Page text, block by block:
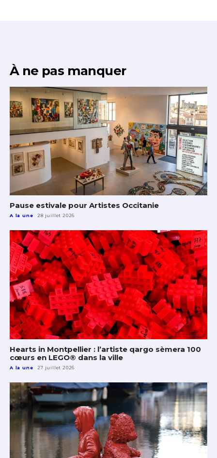
À ne pas manquer
Pause estivale pour Artistes Occitanie
A la une 28 juillet 2026
Hearts in Montpellier : l’artiste qargo sèmera 100
cœurs en LEGO® dans la ville
A la une 27 juillet 2026